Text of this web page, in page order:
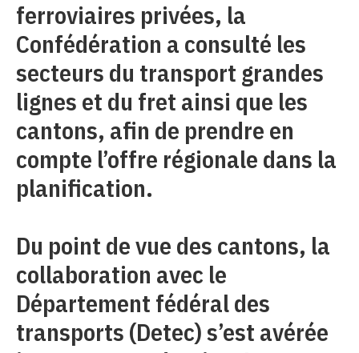
ferroviaires privées, la
Confédération a consulté les
secteurs du transport grandes
lignes et du fret ainsi que les
cantons, afin de prendre en
compte l’offre régionale dans la
planification.
Du point de vue des cantons, la
collaboration avec le
Département fédéral des
transports (Detec) s’est avérée